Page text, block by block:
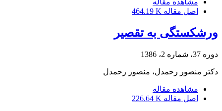
مشاهده مقاله
اصل مقاله 464.19 K
ورشکستگی به تقصیر
دوره 37، شماره 2، 1386
دکتر منصور رحمدل، منصور رحمدل
مشاهده مقاله
اصل مقاله 226.64 K